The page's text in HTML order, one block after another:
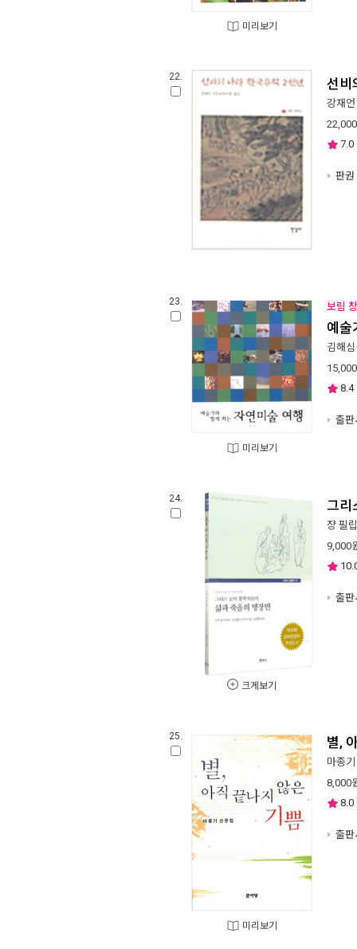
미리보기
22. 선비
강재언
22,000
7.0
판권
23.
미리보기
보림
예술
김해심
15,000
8.4
출판
24.
크게보기
그리
쟝 필
9,000
출판
25.
미리보기
별,
마종기
8,000
8.0
출판